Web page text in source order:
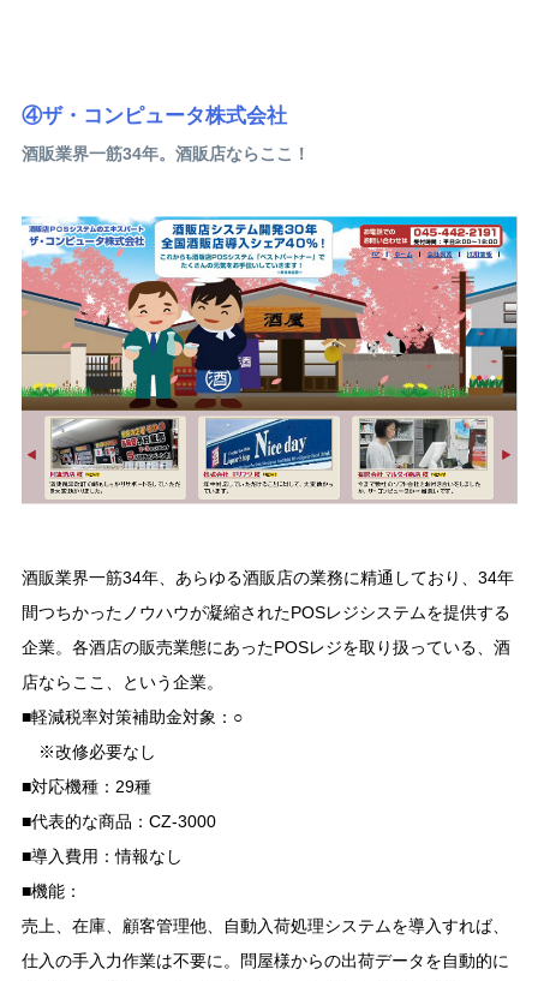
④ザ・コンピュータ株式会社
酒販業界一筋34年。酒販店ならここ！
酒販業界一筋34年、あらゆる酒販店の業務に精通しており、34年
間つちかったノウハウが凝縮されたPOSレジシステムを提供する
企業。各酒店の販売業態にあったPOSレジを取り扱っている、酒
店ならここ、という企業。
■軽減税率対策補助金対象：○
※改修必要なし
■対応機種：29種
■代表的な商品：CZ-3000
■導入費用：情報なし
■機能：
売上、在庫、顧客管理他、自動入荷処理システムを導入すれば、
仕入の手入力作業は不要に。問屋様からの出荷データを自動的に